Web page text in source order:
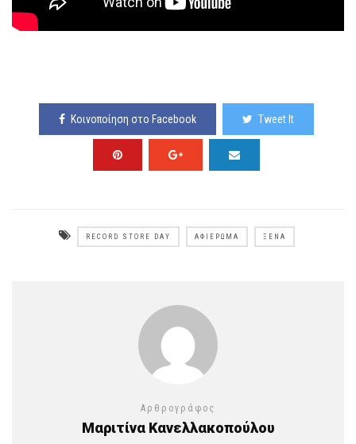
Κοινοποίηση στο Facebook Tweet It
RECORD STORE DAY ΑΦΙΈΡΩΜΑ ΞΈΝΑ
Αρθρογράφος
Μαριτίνα Κανελλακοπούλου